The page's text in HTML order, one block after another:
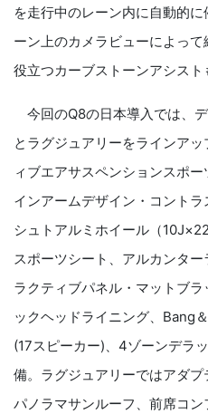
を走行中のレーン内に自動的
ーン上のカメラビューによっ
役立つカーブストーンアシスト
今回のQ8の日本導入では、
とラグジュアリーをラインアッ
ィブエアサスペンションスポー
インアームデザイン・コント
シュトアルミホイール（10J×22
スポーツシート、アルカンタ
ラクティブパネル・マットブ
ックヘッドライニング、 Bang ＆
(17スピーカー)、 4ゾーンデラ
備。ラグジュアリーではアダ
パノラマサンルーフ、前席コ